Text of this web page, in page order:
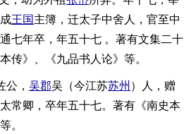
王国主簿，迁太子中舍人，官至中
七年卒，年五十七 。著有文集二十
传》、《九品书人论》等。
公， 吴郡吴（今江苏苏州 ）人，赠
常卿，卒年五十七。著有《南史本
。